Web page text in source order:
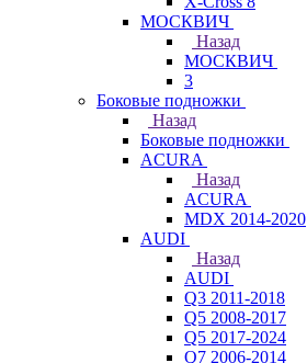
МОСКВИЧ
Назад
МОСКВИЧ
3
Боковые подножки
Назад
Боковые подножки
ACURA
Назад
ACURA
MDX 2014-2020
AUDI
Назад
AUDI
Q3 2011-2018
Q5 2008-2017
Q5 2017-2024
Q7 2006-2014